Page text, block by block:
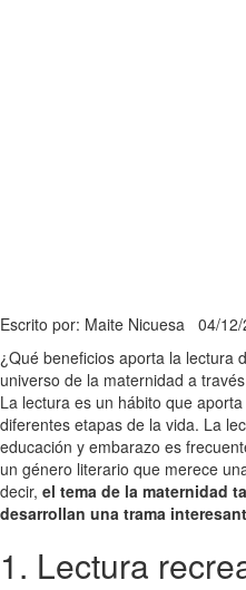
Escrito por: Maite Nicuesa 04/
¿Qué beneficios aporta la lectura
universo de la maternidad a
La lectura es un hábito que
diferentes etapas de la vida. La
educación y embarazo es
un género literario que merece
decir, el tema de la maternidad
desarrollan una trama
1. Lectura